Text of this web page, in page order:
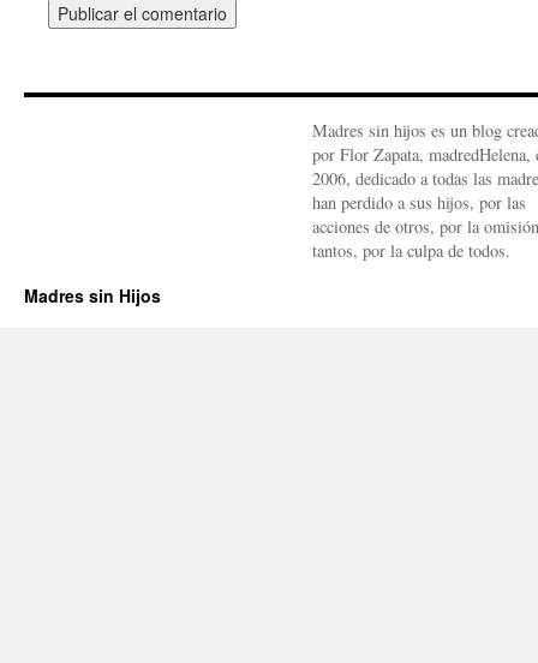
Madres sin hijos es un blog
por Flor Zapata, madredHelena,
2006, dedicado a todas las
han perdido a sus hijos, por las
acciones de otros, por la
tantos, por la culpa de todos.
Madres sin Hijos